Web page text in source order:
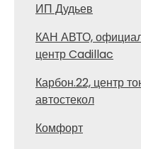
ИП Дудьев
КАН АВТО,
центр Cadillac
Карбон.22, центр
автостекол
Комфорт